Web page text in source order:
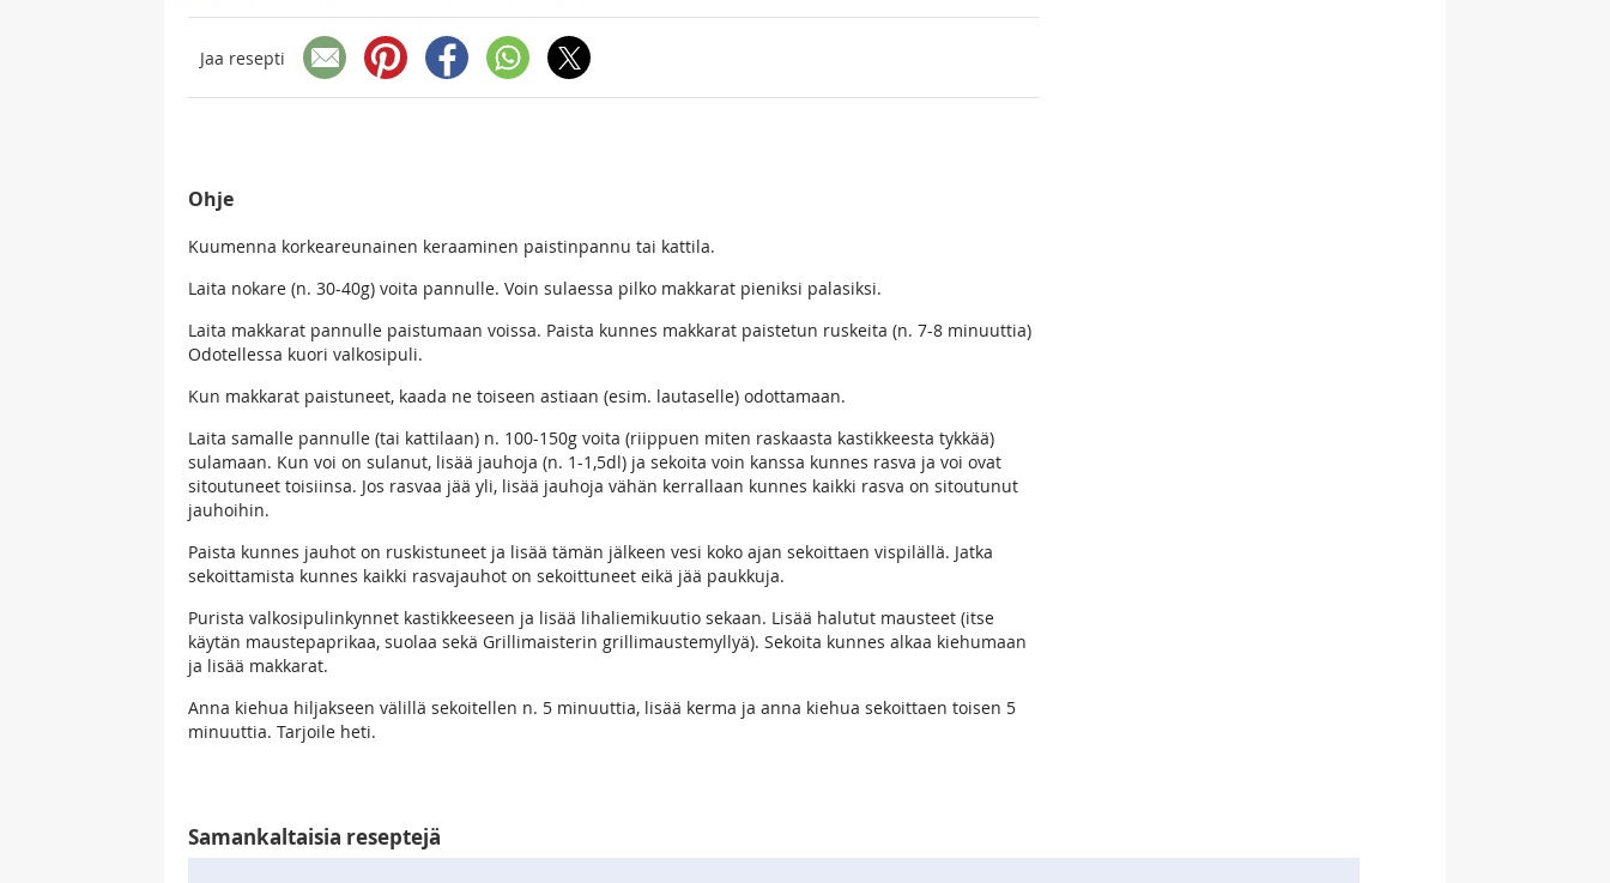
Jaa resepti
Ohje
Kuumenna korkeareunainen keraaminen paistinpannu tai kattila.
Laita nokare (n. 30-40g) voita pannulle. Voin sulaessa pilko makkarat pieniksi palasiksi.
Laita makkarat pannulle paistumaan voissa. Paista kunnes makkarat paistetun ruskeita (n. 7-8 minuuttia)
Odotellessa kuori valkosipuli.
Kun makkarat paistuneet, kaada ne toiseen astiaan (esim. lautaselle) odottamaan.
Laita samalle pannulle (tai kattilaan) n. 100-150g voita (riippuen miten raskaasta kastikkeesta tykkää)
sulamaan. Kun voi on sulanut, lisää jauhoja (n. 1-1,5dl) ja sekoita voin kanssa kunnes rasva ja voi ovat
sitoutuneet toisiinsa. Jos rasvaa jää yli, lisää jauhoja vähän kerrallaan kunnes kaikki rasva on sitoutunut
jauhoihin.
Paista kunnes jauhot on ruskistuneet ja lisää tämän jälkeen vesi koko ajan sekoittaen vispilällä. Jatka
sekoittamista kunnes kaikki rasvajauhot on sekoittuneet eikä jää paukkuja.
Purista valkosipulinkynnet kastikkeeseen ja lisää lihaliemikuutio sekaan. Lisää halutut mausteet (itse
käytän maustepaprikaa, suolaa sekä Grillimaisterin grillimaustemyllyä). Sekoita kunnes alkaa kiehumaan
ja lisää makkarat.
Anna kiehua hiljakseen välillä sekoitellen n. 5 minuuttia, lisää kerma ja anna kiehua sekoittaen toisen 5
minuuttia. Tarjoile heti.
Samankaltaisia reseptejä